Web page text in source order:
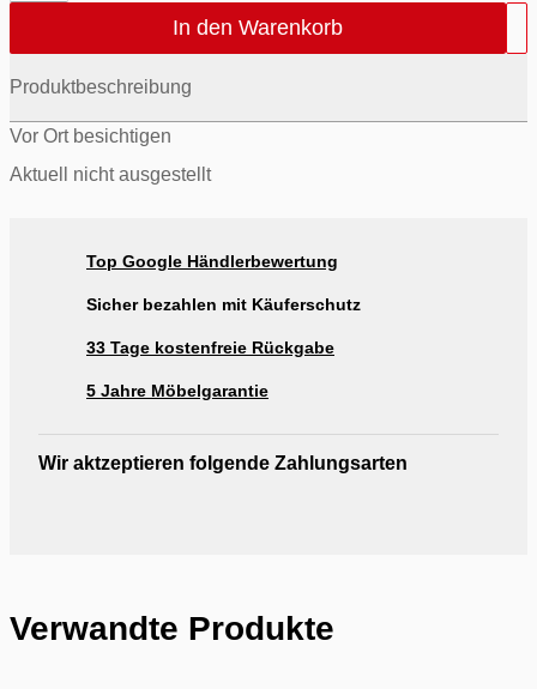
In den Warenkorb
Produktbeschreibung
Vor Ort besichtigen
Aktuell nicht ausgestellt
Top Google Händlerbewertung
Sicher bezahlen mit Käuferschutz
33 Tage kostenfreie Rückgabe
5 Jahre Möbelgarantie
Wir aktzeptieren folgende Zahlungsarten
Verwandte Produkte